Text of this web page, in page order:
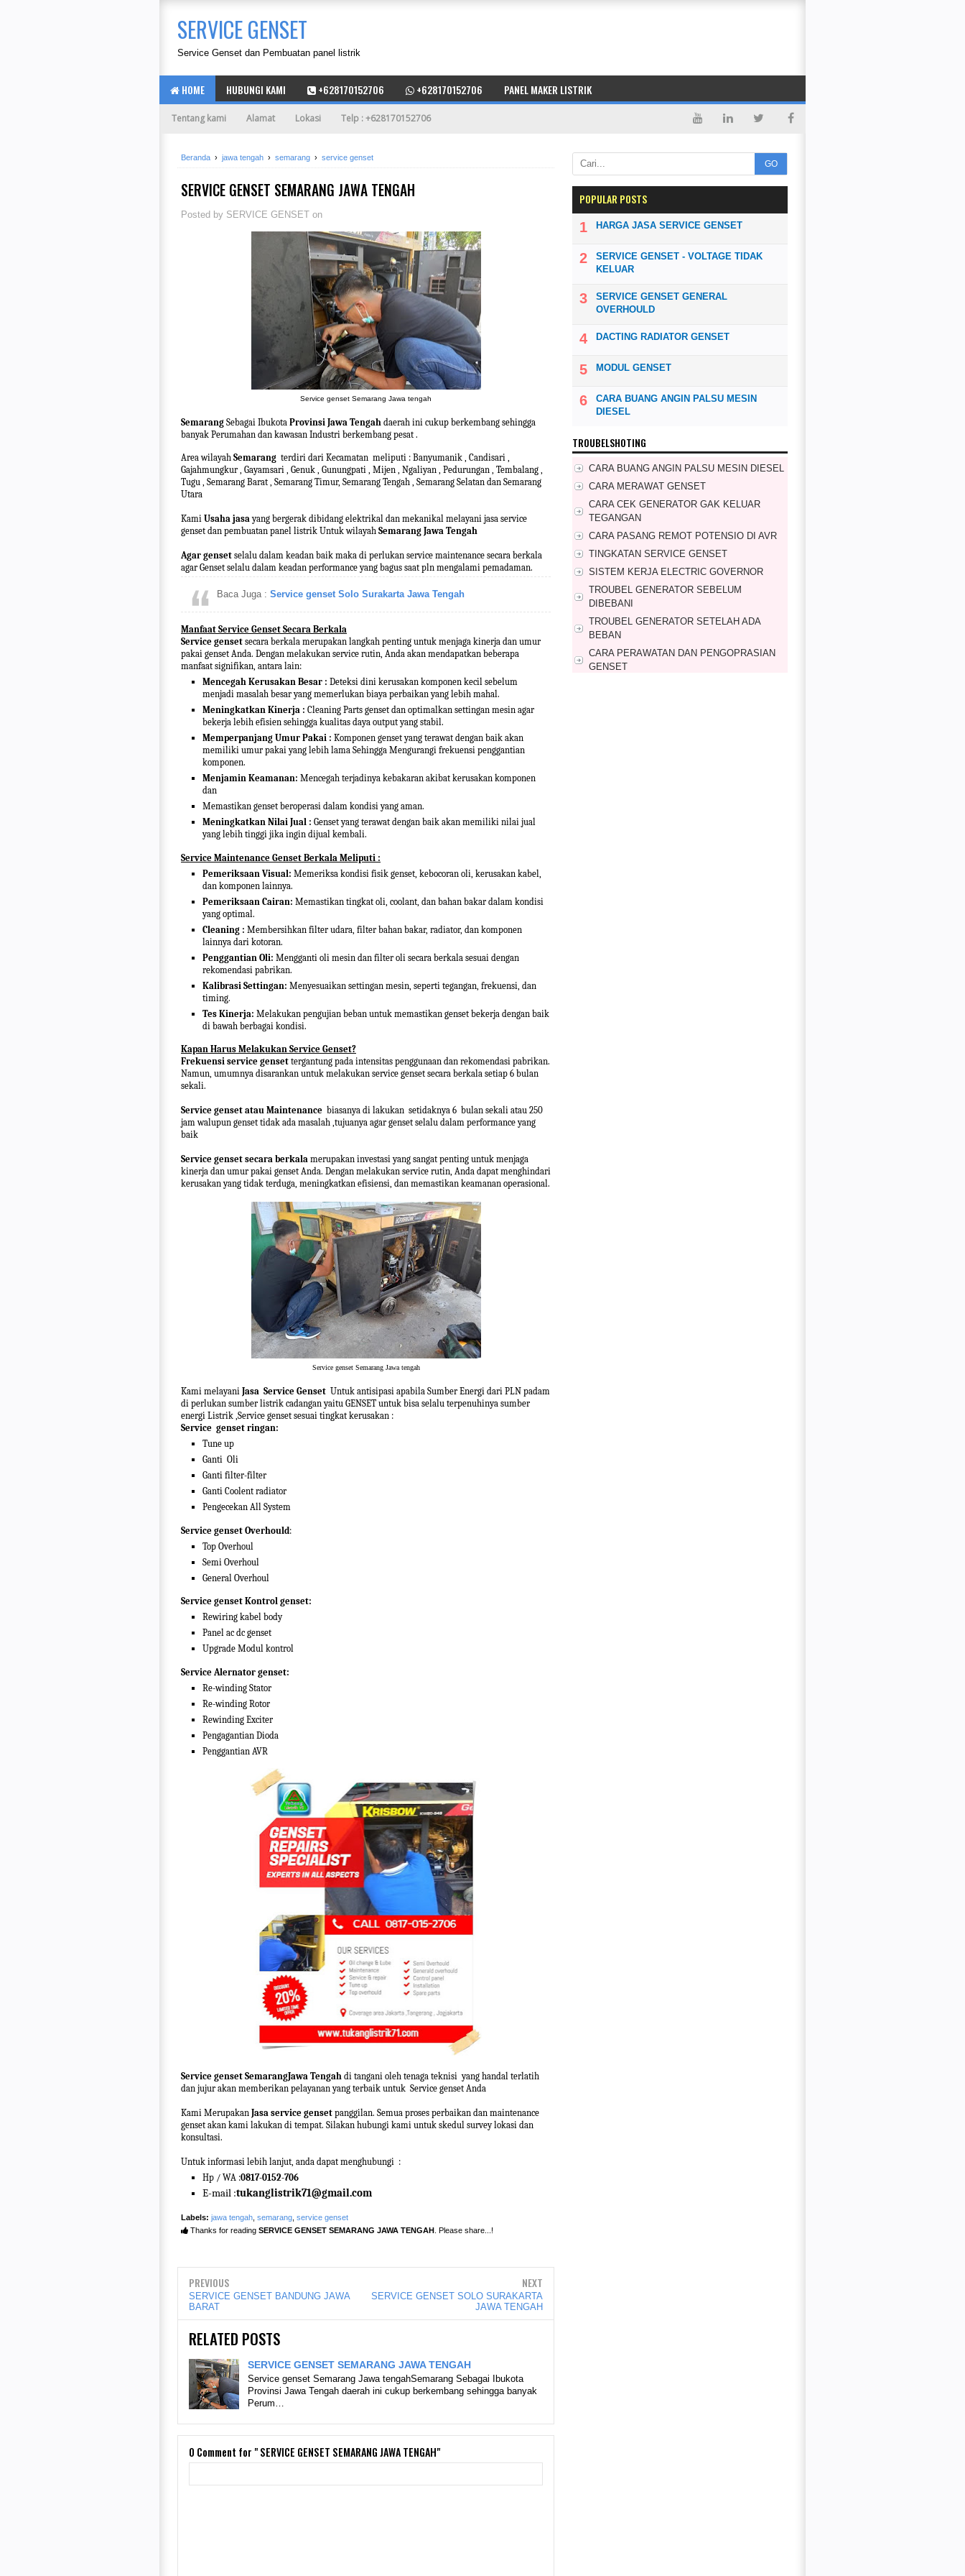
SERVICE GENSET
Service Genset dan Pembuatan panel listrik
HOME HUBUNGI KAMI +628170152706 +628170152706 PANEL MAKER LISTRIK
Tentang kami Alamat Lokasi Telp : +628170152706
Beranda › jawa tengah › semarang › service genset
SERVICE GENSET SEMARANG JAWA TENGAH
Posted by SERVICE GENSET on
Service genset Semarang Jawa tengah
Semarang Sebagai Ibukota Provinsi Jawa Tengah daerah ini cukup berkembang sehingga
banyak Perumahan dan kawasan Industri berkembang pesat .
Area wilayah Semarang terdiri dari Kecamatan meliputi : Banyumanik , Candisari ,
Gajahmungkur , Gayamsari , Genuk , Gunungpati , Mijen , Ngaliyan , Pedurungan , Tembalang ,
Tugu , Semarang Barat , Semarang Timur, Semarang Tengah , Semarang Selatan dan Semarang
Utara
Kami Usaha jasayang bergerak dibidang elektrikal dan mekanikal melayani jasa service
genset dan pembuatan panel listrik Untuk wilayah Semarang Jawa Tengah
Agar genset selalu dalam keadan baik maka di perlukan service maintenance secara berkala
agar Genset selalu dalam keadan performance yang bagus saat pln mengalami pemadaman.
Baca Juga : Service genset Solo Surakarta Jawa Tengah
Manfaat Service Genset Secara Berkala
Service genset secara berkala merupakan langkah penting untuk menjaga kinerja dan umur
pakai genset Anda. Dengan melakukan service rutin, Anda akan mendapatkan beberapa
manfaat signifikan, antara lain:
Mencegah Kerusakan Besar : Deteksi dini kerusakan komponen kecil sebelum
menjadi masalah besar yang memerlukan biaya perbaikan yang lebih mahal.
Meningkatkan Kinerja : Cleaning Parts genset dan optimalkan settingan mesin agar
bekerja lebih efisien sehingga kualitas daya output yang stabil.
Memperpanjang Umur Pakai : Komponen genset yang terawat dengan baik akan
memiliki umur pakai yang lebih lama Sehingga Mengurangi frekuensi penggantian
komponen.
Menjamin Keamanan: Mencegah terjadinya kebakaran akibat kerusakan komponen
dan
Memastikan genset beroperasi dalam kondisi yang aman.
Meningkatkan Nilai Jual : Genset yang terawat dengan baik akan memiliki nilai jual
yang lebih tinggi jika ingin dijual kembali.
Service Maintenance Genset Berkala Meliputi :
Pemeriksaan Visual: Memeriksa kondisi fisik genset, kebocoran oli, kerusakan kabel,
dan komponen lainnya.
Pemeriksaan Cairan: Memastikan tingkat oli, coolant, dan bahan bakar dalam kondisi
yang optimal.
Cleaning : Membersihkan filter udara, filter bahan bakar, radiator, dan komponen
lainnya dari kotoran.
Penggantian Oli: Mengganti oli mesin dan filter oli secara berkala sesuai dengan
rekomendasi pabrikan.
Kalibrasi Settingan: Menyesuaikan settingan mesin, seperti tegangan, frekuensi, dan
timing.
Tes Kinerja: Melakukan pengujian beban untuk memastikan genset bekerja dengan baik
di bawah berbagai kondisi.
Kapan Harus Melakukan Service Genset?
Frekuensi service genset tergantung pada intensitas penggunaan dan rekomendasi pabrikan.
Namun, umumnya disarankan untuk melakukan service genset secara berkala setiap 6 bulan
sekali.
Service genset atau Maintenance biasanya di lakukan setidaknya 6 bulan sekali atau 250
jam walupun genset tidak ada masalah ,tujuanya agar genset selalu dalam performance yang
baik
Service genset secara berkala merupakan investasi yang sangat penting untuk menjaga
kinerja dan umur pakai genset Anda. Dengan melakukan service rutin, Anda dapat menghindari
kerusakan yang tidak terduga, meningkatkan efisiensi, dan memastikan keamanan operasional.
Service genset Semarang Jawa tengah
Kami melayani Jasa Service Genset Untuk antisipasi apabila Sumber Energi dari PLN padam
di perlukan sumber listrik cadangan yaitu GENSET untuk bisa selalu terpenuhinya sumber
energi Listrik ,Service genset sesuai tingkat kerusakan :
Service genset ringan:
Tune up
Ganti Oli
Ganti filter-filter
Ganti Coolent radiator
Pengecekan All System
Service genset Overhould:
Top Overhoul
Semi Overhoul
General Overhoul
Service genset Kontrol genset:
Rewiring kabel body
Panel ac dc genset
Upgrade Modul kontrol
Service Alernator genset:
Re-winding Stator
Re-winding Rotor
Rewinding Exciter
Pengagantian Dioda
Penggantian AVR
Service genset SemarangJawa Tengah di tangani oleh tenaga teknisi yang handal terlatih
dan jujur akan memberikan pelayanan yang terbaik untuk Service genset Anda
Kami Merupakan Jasa service genset panggilan. Semua proses perbaikan dan maintenance
genset akan kami lakukan di tempat. Silakan hubungi kami untuk skedul survey lokasi dan
konsultasi.
Untuk informasi lebih lanjut, anda dapat menghubungi :
Hp / WA :0817-0152-706
E-mail :tukanglistrik71@gmail.com
Labels: jawa tengah semarang service genset
Thanks for reading SERVICE GENSET SEMARANG JAWA TENGAH . Please share...!
PREVIOUS
SERVICE GENSET BANDUNG JAWA
BARAT
NEXT
SERVICE GENSET SOLO SURAKARTA
JAWA TENGAH
RELATED POSTS
SERVICE GENSET SEMARANG JAWA TENGAH
Service genset Semarang Jawa tengahSemarang Sebagai Ibukota
Provinsi Jawa Tengah daerah ini cukup berkembang sehingga banyak
Perum…
0 Comment for " SERVICE GENSET SEMARANG JAWA TENGAH"
GO
POPULAR POSTS
HARGA JASA SERVICE GENSET
SERVICE GENSET - VOLTAGE TIDAK
KELUAR
SERVICE GENSET GENERAL
OVERHOULD
DACTING RADIATOR GENSET
MODUL GENSET
CARA BUANG ANGIN PALSU MESIN
DIESEL
TROUBELSHOTING
CARA BUANG ANGIN PALSU MESIN DIESEL
CARA MERAWAT GENSET
CARA CEK GENERATOR GAK KELUAR
TEGANGAN
CARA PASANG REMOT POTENSIO DI AVR
TINGKATAN SERVICE GENSET
SISTEM KERJA ELECTRIC GOVERNOR
TROUBEL GENERATOR SEBELUM
DIBEBANI
TROUBEL GENERATOR SETELAH ADA
BEBAN
CARA PERAWATAN DAN PENGOPRASIAN
GENSET